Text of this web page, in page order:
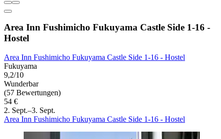
Area Inn Fushimicho Fukuyama Castle Side 1-16 -
Hostel
Area Inn Fushimicho Fukuyama Castle Side 1-16 - Hostel
Fukuyama
9,2/10
Wunderbar
(57 Bewertungen)
54 €
2. Sept.–3. Sept.
Area Inn Fushimicho Fukuyama Castle Side 1-16 - Hostel